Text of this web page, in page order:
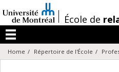
au
contenu
/École de
Menu
Home Répertoire de l'École